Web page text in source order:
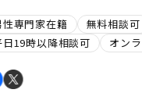
性専門家在籍 無料相談可
日19時以降相談可
オン